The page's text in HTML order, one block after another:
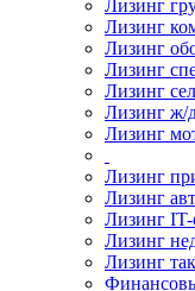
Лизинг
Лизинг
Лизинг
Лизинг
Лизинг
Лизинг ж/
Лизинг
Лизинг
Лизинг
Лизинг IT-
Лизинг
Лизинг